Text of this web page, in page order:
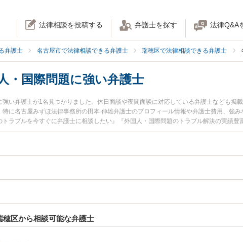
法律相談を投稿する 弁護士を探す 法律Q&A
弁護士 名古屋市で法律相談できる弁護士 瑞穂区で法律相談できる弁護士
・国際問題に強い弁護士
い弁護士が1名見つかりました。休日面談や夜間面談に対応している弁護士なども掲
に名古屋みずほ法律事務所の田本 伸雄弁護士のプロフィール情報や弁護士費用、強
ラブルを今すぐに弁護士に相談したい』『外国人・国際問題のトラブル解決の実績
市瑞穂区内の弁護士に相談予約したい』などでお困りの相談者さんにおすすめです。
区から相談可能な弁護士